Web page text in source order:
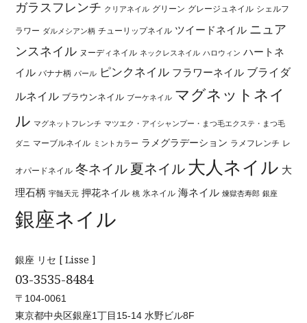
ガラスフレンチ クリアネイル グリーン グレージュネイル シェルフ
ラワー ダルメシアン柄 チューリップネイル ツイードネイル ニュア
ンスネイル ヌーディネイル ネックレスネイル ハロウィン ハートネ
イル バナナ柄 パール ピンクネイル フラワーネイル ブライダ
ルネイル ブラウンネイル ブーケネイル マグネットネイ
ル マグネットフレンチ マツエク・アイシャンプー・まつ毛エクステ・まつ毛
ダニ マーブルネイル ミントカラー ラメグラデーション ラメフレンチ レ
オパードネイル 冬ネイル 夏ネイル 大人ネイル 大
理石柄 宇髄天元 押花ネイル 桃 氷ネイル 海ネイル 煉獄杏寿郎 銀座
銀座ネイル
銀座 リセ [ Lisse ]
03-3535-8484
〒104-0061
東京都中央区銀座1丁目15-14 水野ビル8F